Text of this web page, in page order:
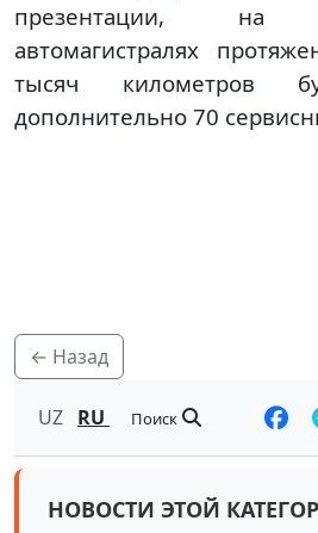
презентации, на
автомагистралях
тысяч километров
дополнительно 70
← Назад
UZ RU Поиск
НОВОСТИ ЭТОЙ